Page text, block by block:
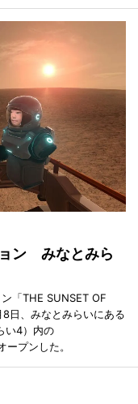
ン みなとみら
「THE SUNSET OF
日、みなとみらいにある
い4）内の
ープンした。